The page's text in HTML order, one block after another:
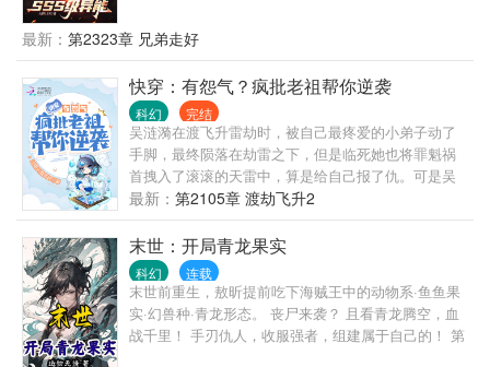
是末世，是大多幸存者的地狱！ 但对于进化者和异能
者而言，这里却是天堂…… 赵阴重生回到末日前，夺
取仇人SSS级异能契约之魂……这辈子，他只想带领
伙伴活的更好。
最新： 第2323章 兄弟走好
快穿：有怨气？疯批老祖帮你逆袭
科幻 完结
吴涟漪在渡飞升雷劫时，被自己最疼爱的小弟子动了
手脚，最终陨落在劫雷之下，但是临死她也将罪魁祸
首拽入了滚滚的天雷中，算是给自己报了仇。可是吴
涟漪并未魂飞魄散，反而成为一名光荣的任务者，穿
梭在各个位面，完成每一位未曾谋面委托者的愿望。
在一次次逆袭中，替委托者走出另一条康庄大路，平
复的怨气和委托者的魂力化为修补界域的晶石。第一
个简单的练手任务，却没想误入了一个必死剧情，吴
涟漪进入委托者身体的瞬间，迎面就是一只黑色泛着
寒光的爪子...第二次好不容易混了一个难度低的任
务，成为一名肥胖自卑的普通青春期女孩，只需要完
最新： 第2105章 渡劫飞升2
末世：开局青龙果实
科幻 连载
末世前重生，敖昕提前吃下海贼王中的动物系·鱼鱼果
实·幻兽种·青龙形态。 丧尸来袭？ 且看青龙腾空，血
战千里！ 手刃仇人，收服强者，组建属于自己的！ 第